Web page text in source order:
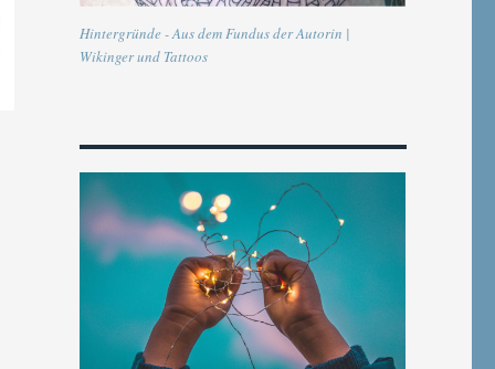
Hintergründe - Aus dem Fundus der Autorin |
Wikinger und Tattoos